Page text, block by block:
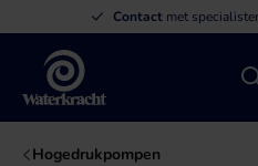
Contact met
Waterkracht
Hogedrukpompen